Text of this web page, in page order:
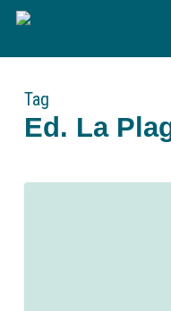
Skip
main
Tag
Ed. La